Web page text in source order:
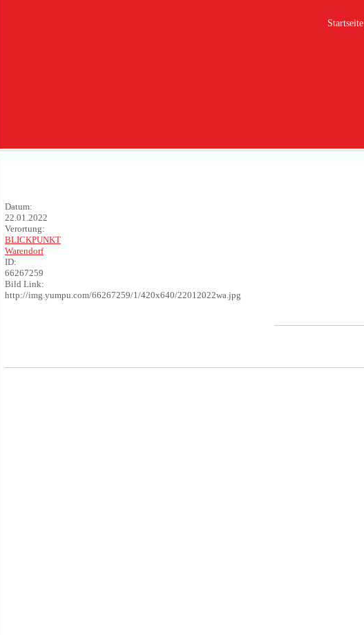
Startseite
Datum:
22.01.2022
Verortung:
BLICKPUNKT
Warendorf
ID:
66267259
Bild Link:
http://img.yumpu.com/66267259/1/420x640/22012022wa.jpg